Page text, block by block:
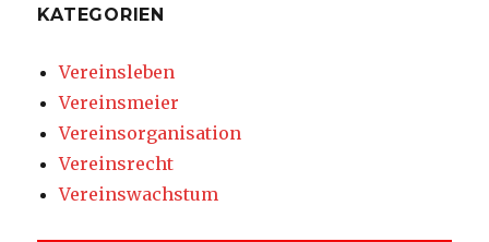
KATEGORIEN
Vereinsleben
Vereinsmeier
Vereinsorganisation
Vereinsrecht
Vereinswachstum